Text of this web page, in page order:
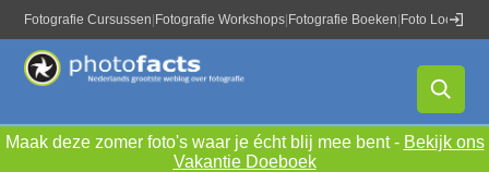
Fotografie Cursussen Fotografie Workshops Fotografie Boeken Foto Locaties
Maak deze zomer foto's waar je écht blij mee bent - Bekijk ons
Vakantie Doeboek